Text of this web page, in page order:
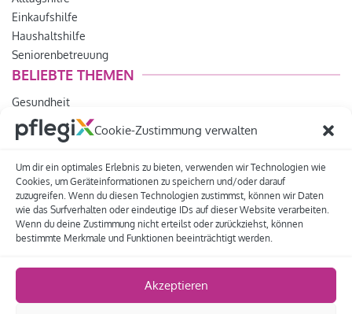
Cookie-Zustimmung verwalten
Um dir ein optimales Erlebnis zu bieten, verwenden wir Technologien wie
Cookies, um Geräteinformationen zu speichern und/oder darauf
zuzugreifen. Wenn du diesen Technologien zustimmst, können wir Daten
wie das Surfverhalten oder eindeutige IDs auf dieser Website verarbeiten.
Wenn du deine Zustimmung nicht erteilst oder zurückziehst, können
bestimmte Merkmale und Funktionen beeinträchtigt werden.
Akzeptieren
Einkaufshilfe
Haushaltshilfe
Seniorenbetreuung
BELIEBTE THEMEN
Gesundheit
Pflegegeld
Helfer werden
Tipps und Hinweise
LEISTUNGEN
Lebensfreude
Pflegeberatung